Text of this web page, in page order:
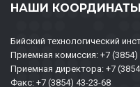
НАШИ КООРДИНАТЫ
Бийский технологический
Приемная комиссия: +7 (3854)
Приемная директора: +7
Факс: +7 (3854) 43-23-68